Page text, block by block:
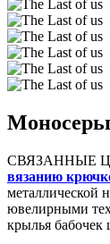
СВЯЗАННЫЕ
вязанию
металлической
ювелирными
крылья бабочек